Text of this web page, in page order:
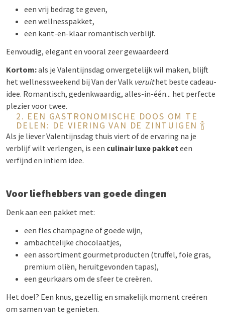
een vrij bedrag te geven,
een wellnesspakket,
een kant-en-klaar romantisch verblijf.
Eenvoudig, elegant en vooral zeer gewaardeerd.
Kortom:als je Valentijnsdag onvergetelijk wil maken, blijft
het wellnessweekend bij Van der Valk veruithet beste cadeau-
idee. Romantisch, gedenkwaardig, alles-in-één... het perfecte
plezier voor twee.
2. EEN GASTRONOMISCHE DOOS OM TE
DELEN: DE VIERING VAN DE ZINTUIGEN 🍾
Als je liever Valentijnsdag thuis viert of de ervaring na je
verblijf wilt verlengen, is een culinair luxe pakketeen
verfijnd en intiem idee.
Voor liefhebbers van goede dingen
Denk aan een pakket met:
een fles champagne of goede wijn,
ambachtelijke chocolaatjes,
een assortiment gourmetproducten (truffel, foie gras,
premium oliën, heruitgevonden tapas),
een geurkaars om de sfeer te creëren.
Het doel? Een knus, gezellig en smakelijk moment creëren
om samen van te genieten.